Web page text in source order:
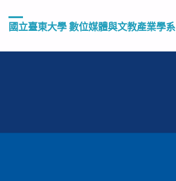
國立臺東大學 數位媒體與文教產業學系